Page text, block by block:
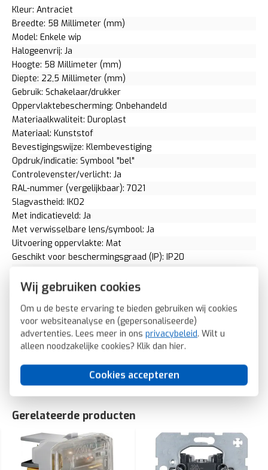
Wij gebruiken cookies
Om u de beste ervaring te bieden gebruiken wij cookies
voor websiteanalyse en (gepersonaliseerde)
advertenties. Lees meer in ons privacybeleid. Wilt u
alleen noodzakelijke cookies? Klik dan hier.
Cookies accepteren
Kleur: Antraciet
Breedte: 58 Millimeter (mm)
Model: Enkele wip
Halogeenvrij: Ja
Hoogte: 58 Millimeter (mm)
Diepte: 22,5 Millimeter (mm)
Gebruik: Schakelaar/drukker
Oppervlaktebescherming: Onbehandeld
Materiaalkwaliteit: Duroplast
Materiaal: Kunststof
Bevestigingswijze: Klembevestiging
Opdruk/indicatie: Symbool "bel"
Controlevenster/verlicht: Ja
RAL-nummer (vergelijkbaar): 7021
Slagvastheid: IK02
Met indicatieveld: Ja
Met verwisselbare lens/symbool: Ja
Uitvoering oppervlakte: Mat
Geschikt voor beschermingsgraad (IP): IP20
Aftastsymbool / barrièrevrij: Nee
Antibacteriële behandeling: Nee
Berker schakelwip groot tekstkader controlevenster symbool
bel Q1/Q3/Q7 antraciet (16966076)
SKU: Berker 16966076
Gerelateerde producten